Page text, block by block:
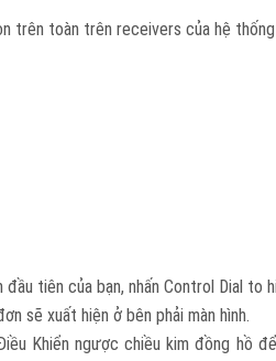
trên toàn trên receivers của hệ thống
đầu tiên của bạn, nhấn Control Dial to
sẽ xuất hiện ở bên phải màn hình.
Khiển ngược chiều kim đồng hồ